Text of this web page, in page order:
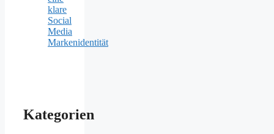
klare
Social
Media
Markenidentität
Kategorien